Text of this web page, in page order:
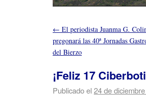
← El periodista Juanma G.
pregonará las 40ª Jornadas
del Bierzo
¡Feliz 17
Publicado el24 de